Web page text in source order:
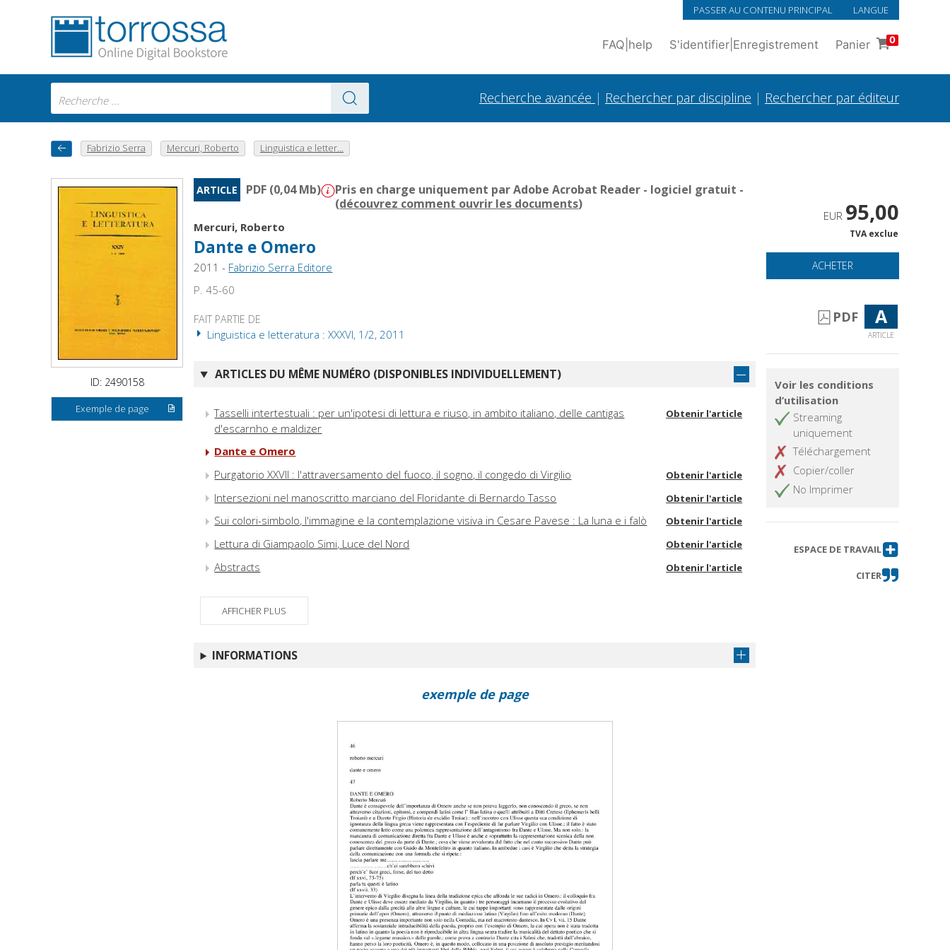
PASSER AU CONTENU PRINCIPAL LANGUE
FAQ help S'identifier Enregistrement Panier 0
Recherche avancée | Rechercher par discipline | Rechercher par éditeur
Fabrizio Serra Mercuri, Roberto Linguistica e letter...
ID: 2490158
Exemple de page
ARTICLE PDF (0,04 Mb)
Pris en charge uniquement par Adobe Acrobat Reader - logiciel gratuit -
(découvrez comment ouvrir les documents)
Mercuri, Roberto
Dante e Omero
2011 - Fabrizio Serra Editore
P. 45-60
FAIT PARTIE DE
Linguistica e letteratura : XXXVI, 1/2, 2011
ARTICLES DU MÊME NUMÉRO (DISPONIBLES INDIVIDUELLEMENT)
Tasselli intertestuali : per un'ipotesi di lettura e riuso, in ambito italiano, delle cantigas
d'escarnho e maldizer
Obtenir l'article
Dante e Omero
Purgatorio XXVII : l'attraversamento del fuoco, il sogno, il congedo di Virgilio
Obtenir l'article
Intersezioni nel manoscritto marciano del Floridante di Bernardo Tasso Obtenir l'article
Sui colori-simbolo, l'immagine e la contemplazione visiva in Cesare Pavese : La luna e i falò Obtenir l'article
Lettura di Giampaolo Simi, Luce del Nord Obtenir l'article
Abstracts Obtenir l'article
AFFICHER PLUS
INFORMATIONS
EUR 95,00
TVA exclue
ACHETER
PDF A
ARTICLE
Voir les conditions
d’utilisation
Streaming
uniquement
Téléchargement
Copier/coller
No Imprimer
ESPACE DE TRAVAIL
CITER
exemple de page